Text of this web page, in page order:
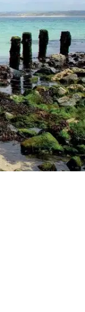
Niitä voivat
myymälässä